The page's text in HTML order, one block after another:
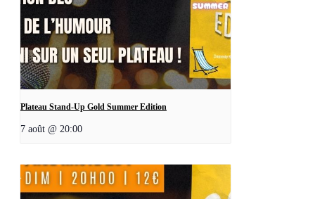
Plateau Stand-Up Gold Summer Edition
7 août @ 20:00